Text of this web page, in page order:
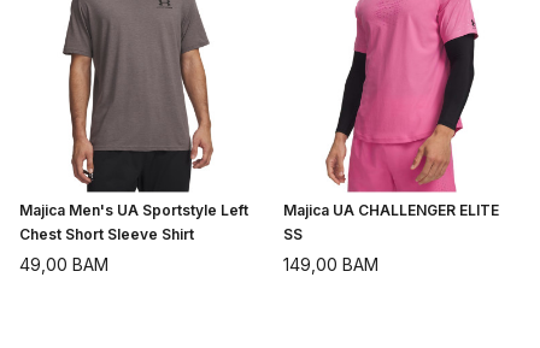
Majica Men's UA Sportstyle Left
Chest Short Sleeve Shirt
49,00 BAM
Majica UA CHALLENGER ELITE
SS
149,00 BAM